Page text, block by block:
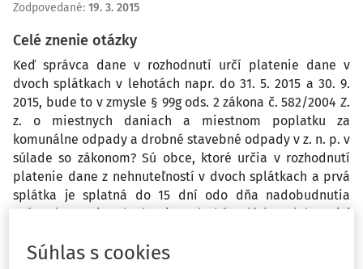
Zodpovedané: 19. 3. 2015
Celé znenie otázky
Keď správca dane v rozhodnutí určí platenie dane v
dvoch splátkach v lehotách napr. do 31. 5. 2015 a 30. 9.
2015, bude to v zmysle § 99g ods. 2 zákona č. 582/2004 Z.
z. o miestnych daniach a miestnom poplatku za
komunálne odpady a drobné stavebné odpady v z. n. p. v
súlade so zákonom? Sú obce, ktoré určia v rozhodnutí
platenie dane z nehnuteľností v dvoch splátkach a prvá
splátka je splatná do 15 dní odo dňa nadobudnutia
právoplatnosti rozhodnutia a druhá splátka v lehote jej
dane v splátkach využili § 99g ods. 1 aj ods. 2 zákona č.
Súhlas s cookies